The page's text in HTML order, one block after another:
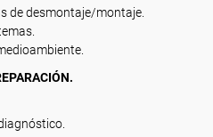
de desmontaje/montaje.